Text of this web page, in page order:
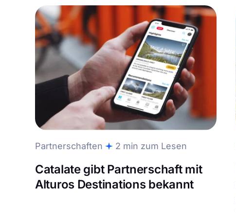
Partnerschaften 2 min zum Lesen
Catalate gibt Partnerschaft mit
Alturos Destinations bekannt